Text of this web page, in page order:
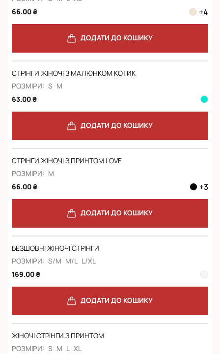
66.00 ₴
+4
ДОДАТИ ДО КОШИКУ
СТРІНГИ ЖІНОЧІ З МАЛЮНКОМ КОТИК
РОЗМІРИ: S M
63.00 ₴
ДОДАТИ ДО КОШИКУ
СТРІНГИ ЖІНОЧІ З ПРИНТОМ LOVE
РОЗМІРИ: M
66.00 ₴
+3
ДОДАТИ ДО КОШИКУ
БЕЗШОВНІ ЖІНОЧІ СТРІНГИ
РОЗМІРИ: S/M M/L L/XL
169.00 ₴
ДОДАТИ ДО КОШИКУ
ЖІНОЧІ СТРІНГИ З ПРИНТОМ
РОЗМІРИ: S M L XL